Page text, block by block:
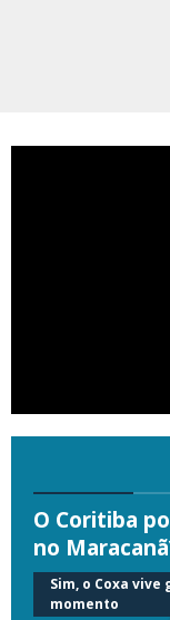
O Coritiba
no
Sim, o Coxa vive
momento